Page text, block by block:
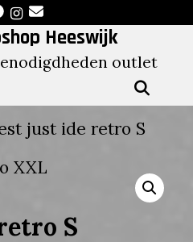
Heeswijk
outlet
just ide retro S
S